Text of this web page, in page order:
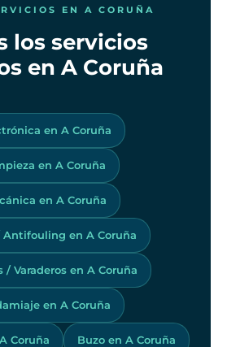
EN A CORUÑA
los servicios
en A Coruña
en A Coruña
en A Coruña
en A Coruña
Antifouling en A Coruña
/ Varaderos en A Coruña
en A Coruña
Coruña Buzo en A Coruña